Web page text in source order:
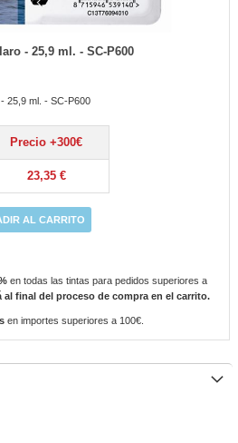
- 25,9 ml. - SC-P600
25,9 ml. - SC-P600
Precio +300€
23,35 €
AL CARRITO
en todas las tintas para pedidos superiores a
al final del proceso de compra en el carrito.
en importes superiores a 100€.